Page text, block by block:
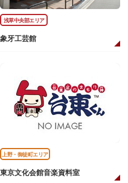
浅草中央部エリア
象牙工芸館
上野・御徒町エリア
東京文化会館音楽資料室